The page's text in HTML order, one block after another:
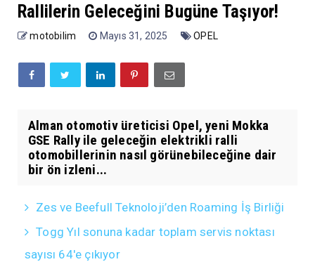
Rallilerin Geleceğini Bugüne Taşıyor!
motobilim Mayıs 31, 2025 OPEL
Alman otomotiv üreticisi Opel, yeni Mokka
GSE Rally ile geleceğin elektrikli ralli
otomobillerinin nasıl görünebileceğine dair
bir ön izleni...
Zes ve Beefull Teknoloji’den Roaming İş Birliği
Togg Yıl sonuna kadar toplam servis noktası
sayısı 64'e çıkıyor